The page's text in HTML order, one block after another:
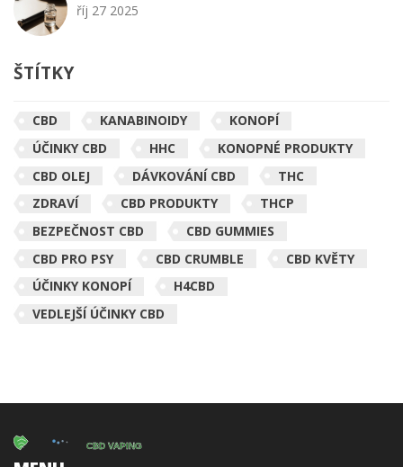
říj 27 2025
ŠTÍTKY
CBD KANABINOIDY
KONOPÍ
ÚČINKY CBD
HHC
KONOPNÉ PRODUKTY
CBD OLEJ
DÁVKOVÁNÍ CBD
THC
ZDRAVÍ
CBD PRODUKTY
THCP
BEZPEČNOST CBD
CBD GUMMIES
CBD PRO PSY
CBD CRUMBLE
CBD KVĚTY
ÚČINKY KONOPÍ
H4CBD
VEDLEJŠÍ ÚČINKY CBD